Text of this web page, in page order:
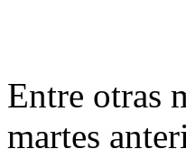
Entre otras
martes